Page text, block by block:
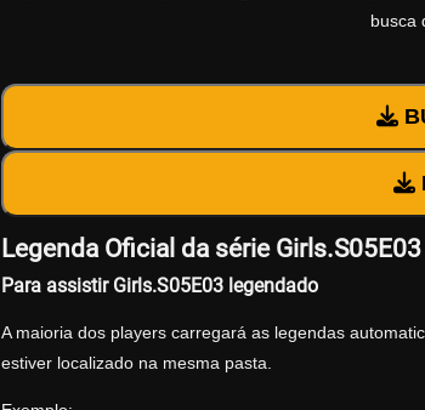
busca
Legenda Oficial da série Girls.S05E03
Para assistir Girls.S05E03 legendado
A maioria dos players carregará as legendas
estiver localizado na mesma pasta.